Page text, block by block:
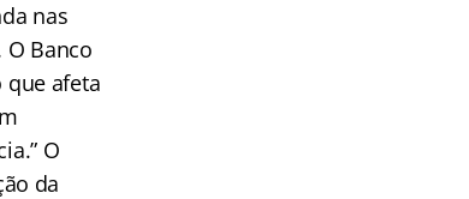
nas
Banco
que afeta
O
da